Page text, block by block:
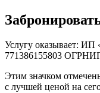
Услугу оказывает:
771386155803
Этим значком
с лучшей ценой на